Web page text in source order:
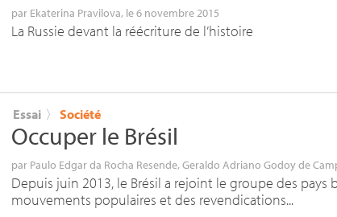
par Ekaterina Pravilova, le 6 novembre 2015
La Russie devant la réécriture de l’histoire
Essai 〉 Société
Occuper le Brésil
par Paulo Edgar da Rocha Resende, Geraldo Adriano Godoy de
Depuis juin 2013, le Brésil a rejoint le groupe des pays
mouvements populaires et des revendications...